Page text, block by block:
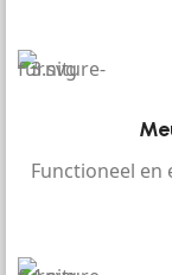
Functioneel en